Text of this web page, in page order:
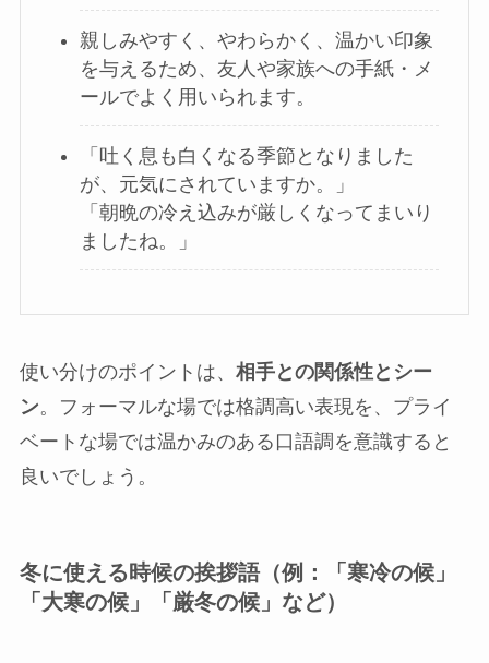
親しみやすく、やわらかく、温かい印象
を与えるため、友人や家族への手紙・メ
ールでよく用いられます。
「吐く息も白くなる季節となりました
が、元気にされていますか。」
「朝晩の冷え込みが厳しくなってまいり
ましたね。」
使い分けのポイントは、 相手との関係性とシー
ン。フォーマルな場では格調高い表現を、プライ
ベートな場では温かみのある口語調を意識すると
良いでしょう。
冬に使える時候の挨拶語（例：「寒冷の候」
「大寒の候」「厳冬の候」など）